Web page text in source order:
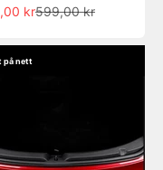
krNormalpris
599,00 kr
på nett